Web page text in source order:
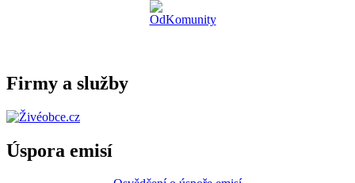
Firmy a služby
Úspora emisí